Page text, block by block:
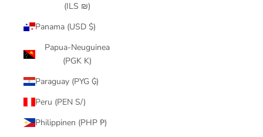
(ILS ₪)
Panama (USD $)
Papua-Neuguinea
(PGK K)
Paraguay (PYG ₲)
Peru (PEN S/)
Philippinen (PHP ₱)